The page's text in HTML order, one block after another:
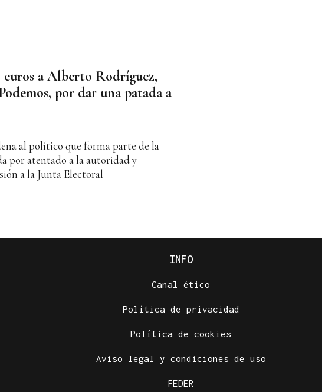
a Alberto Rodríguez,
por dar una patada a
al político que forma parte de la
por atentado a la autoridad y
a la Junta Electoral
INFO
Canal ético
Política de privacidad
Política de cookies
Aviso legal y condiciones de uso
FEDER